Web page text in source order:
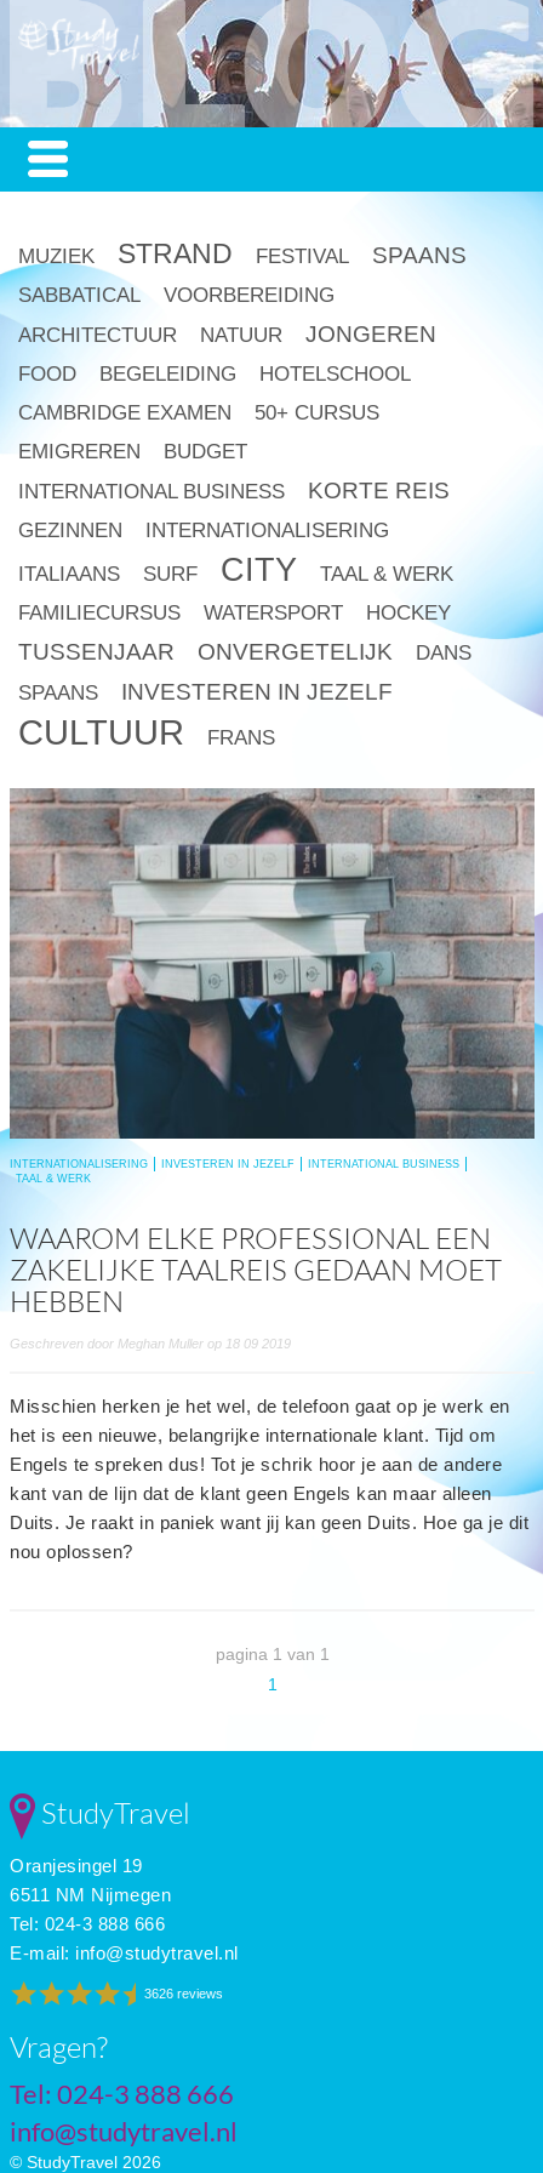
MUZIEK STRAND FESTIVAL SPAANS
SABBATICAL
VOORBEREIDING
ARCHITECTUUR
NATUUR JONGEREN
FOOD BEGELEIDING
HOTELSCHOOL
CAMBRIDGE EXAMEN
50+ CURSUS
EMIGREREN
BUDGET
INTERNATIONAL BUSINESS
KORTE REIS
GEZINNEN
INTERNATIONALISERING
ITALIAANS
SURF CITY
TAAL & WERK
FAMILIECURSUS
WATERSPORT HOCKEY
TUSSENJAAR ONVERGETELIJK
DANS
SPAANS
INVESTEREN IN JEZELF
CULTUUR FRANS
read
more
INTERNATIONALISERING INVESTEREN IN JEZELF
INTERNATIONAL BUSINESS
TAAL & WERK
WAAROM ELKE PROFESSIONAL EEN
ZAKELIJKE TAALREIS GEDAAN MOET
HEBBEN
Geschreven door Meghan Muller op 18 09 2019
Misschien herken je het wel, de telefoon gaat op je werk en
het is een nieuwe, belangrijke internationale klant. Tijd om
Engels te spreken dus! Tot je schrik hoor je aan de andere
kant van de lijn dat de klant geen Engels kan maar alleen
Duits. Je raakt in paniek want jij kan geen Duits. Hoe ga je dit
nou oplossen?
pagina 1 van 1
1
StudyTravel
Oranjesingel 19
6511 NM Nijmegen
Tel: 024-3 888 666
E-mail: info@studytravel.nl
3626 reviews
Vragen?
Tel: 024-3 888 666
info@studytravel.nl
© StudyTravel 2026